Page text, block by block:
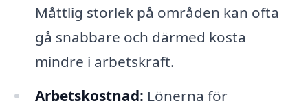
Måttlig storlek på områden kan ofta
gå snabbare och därmed kosta
mindre i arbetskraft.
Arbetskostnad: Lönerna för